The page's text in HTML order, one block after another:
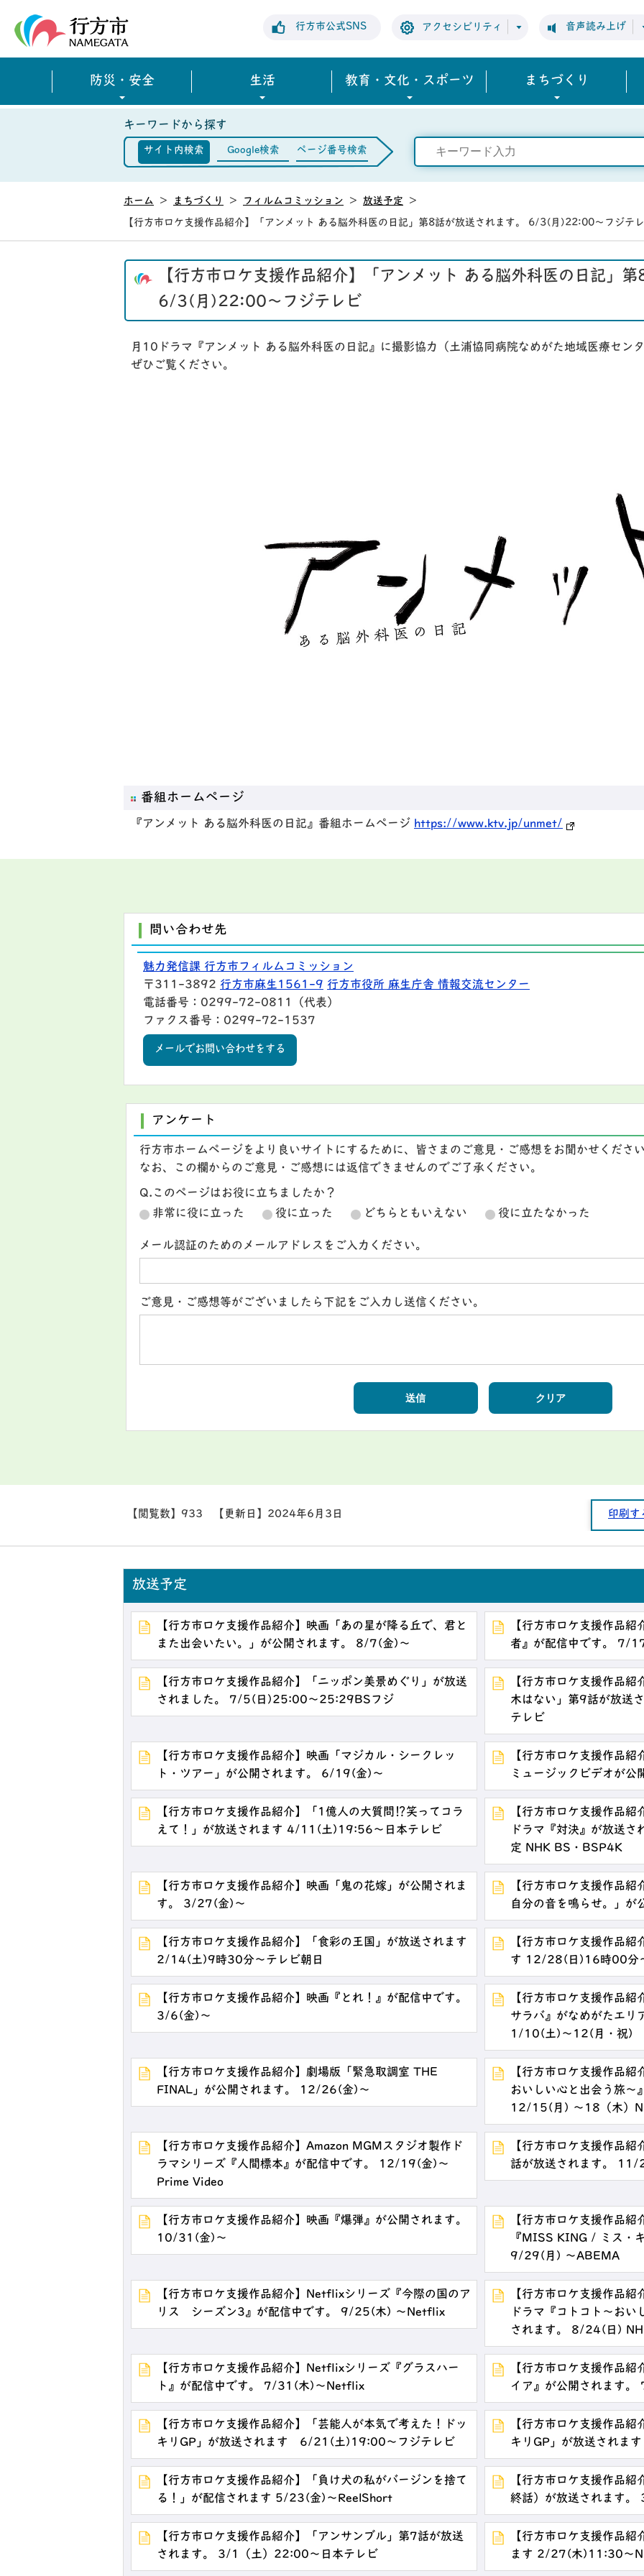
行方市公式SNS アクセシビリティ 音声読み上げ
防災・安全 生活 教育・文化・スポーツ まちづくり
キーワードから探す
サイト内検索 Google検索 ページ番号検索
ホーム > まちづくり > フィルムコミッション > 放送予定 >
【行方市ロケ支援作品紹介】「アンメット ある脳外科医の日記」第8話が放送されます。 6/3(月)22:00～フジテ
【行方市ロケ支援作品紹介】「アンメット ある脳外科医の日記」
6/3(月)22:00～フジテレビ
月10ドラマ『アンメット ある脳外科医の日記』に撮影協力（土浦協同病院なめがた地域医療セン
ぜひご覧ください。
番組ホームページ
『アンメット ある脳外科医の日記』番組ホームページ https://www.ktv.jp/unmet/
問い合わせ先
魅力発信課 行方市フィルムコミッション
〒311-3892 行方市麻生1561-9 行方市役所 麻生庁舎 情報交流センター
電話番号：0299-72-0811（代表）
ファクス番号：0299-72-1537
メールでお問い合わせをする
アンケート
行方市ホームページをより良いサイトにするために、皆さまのご意見・ご感想をお聞かせくださ
なお、この欄からのご意見・ご感想には返信できませんのでご了承ください。
Q.このページはお役に立ちましたか？
非常に役に立った
役に立った どちらともいえない 役に立たなかった
メール認証のためのメールアドレスをご入力ください。
ご意見・ご感想等がございましたら下記をご入力し送信ください。
【閲覧数】 933 【更新日】 2024年6月3日 印刷す
放送予定
【行方市ロケ支援作品紹介】映画「あの星が降る丘で、君と
また出会いたい。」が公開されます。 8/7(金)～
【行方市ロケ支援作品
者』が配信中です。 7/
【行方市ロケ支援作品紹介】「ニッポン美景めぐり」が放送
されました。 7/5(日)25:00～25:29BSフジ
【行方市ロケ支援作品
木はない」第9話が放送
テレビ
【行方市ロケ支援作品紹介】映画「マジカル・シークレッ
ト・ツアー」が公開されます。 6/19(金)～
【行方市ロケ支援作品
ミュージックビデオが
【行方市ロケ支援作品紹介】「1億人の大質問⁉笑ってコラ
えて！」が放送されます 4/11(土)19:56～日本テレビ
【行方市ロケ支援作品
ドラマ『対決』が放送
定 NHK BS・BSP4K
【行方市ロケ支援作品紹介】映画「鬼の花嫁」が公開されま
す。 3/27(金)～
【行方市ロケ支援作品
自分の音を鳴らせ。」
【行方市ロケ支援作品紹介】「食彩の王国」が放送されます
2/14(土)9時30分～テレビ朝日
【行方市ロケ支援作品
す 12/28(日)16時00分
【行方市ロケ支援作品紹介】映画『とれ！』が配信中です。
3/6(金)～
【行方市ロケ支援作品
サラバ』がなめがたエリ
1/10(土)～12(月・祝)
【行方市ロケ支援作品紹介】劇場版「緊急取調室 THE
FINAL」が公開されます。 12/26(金)～
【行方市ロケ支援作品
おいしい心と出会う旅～
12/15(月) ～18（木）
【行方市ロケ支援作品紹介】Amazon MGMスタジオ製作ド
ラマシリーズ『人間標本』が配信中です。 12/19(金)～
Prime Video
【行方市ロケ支援作品
話が放送されます。
【行方市ロケ支援作品紹介】映画『爆弾』が公開されます。
10/31(金)～
【行方市ロケ支援作品
『MISS KING / ミス・
9/29(月) ～ABEMA
【行方市ロケ支援作品紹介】Netflixシリーズ『今際の国のア
リス シーズン3』が配信中です。 9/25(木) ～Netflix
【行方市ロケ支援作品
ドラマ『コトコト～お
されます。 8/24(日)
【行方市ロケ支援作品紹介】Netflixシリーズ『グラスハー
ト』が配信中です。 7/31(木)～Netflix
【行方市ロケ支援作品
イア』が公開されます
【行方市ロケ支援作品紹介】「芸能人が本気で考えた！ドッ
キリGP」が放送されます 6/21(土)19:00～フジテレビ
【行方市ロケ支援作品
キリGP」が放送され
【行方市ロケ支援作品紹介】「負け犬の私がバージンを捨て
る！」が配信されます 5/23(金)～ReelShort
【行方市ロケ支援作品
終話）が放送されます
【行方市ロケ支援作品紹介】「アンサンブル」第7話が放送
されます。 3/1（土）22:00～日本テレビ
【行方市ロケ支援作品
ます 2/27(木)11:30～